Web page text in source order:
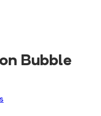
Bubble